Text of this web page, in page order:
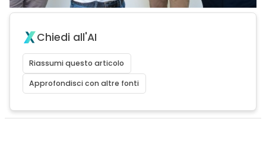
Chiedi all'AI
Riassumi questo articolo
Approfondisci con altre fonti